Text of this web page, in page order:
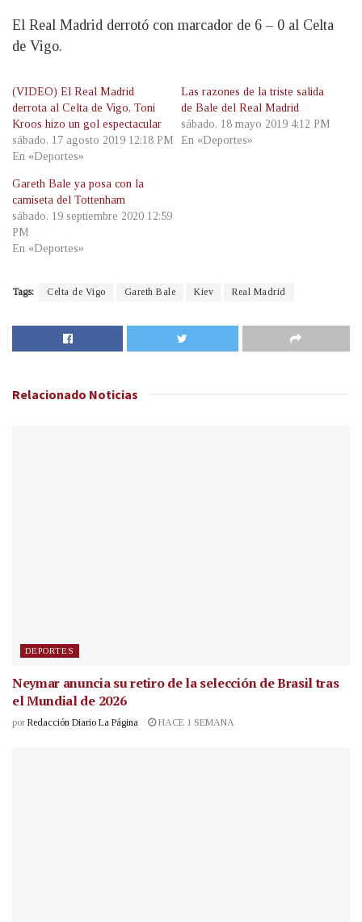
El Real Madrid derrotó con marcador de 6 – 0 al Celta
de Vigo.
(VIDEO) El Real Madrid
derrota al Celta de Vigo, Toni
Kroos hizo un gol espectacular
sábado, 17 agosto 2019 12:18 PM
En «Deportes»
Las razones de la triste salida
de Bale del Real Madrid
sábado, 18 mayo 2019 4:12 PM
En «Deportes»
Gareth Bale ya posa con la
camiseta del Tottenham
sábado, 19 septiembre 2020 12:59
PM
En «Deportes»
Tags: Celta de Vigo Gareth Bale Kiev Real Madrid
Relacionado Noticias
DEPORTES
Neymar anuncia su retiro de la selección de Brasil tras
el Mundial de 2026
por Redacción Diario La Página HACE 1 SEMANA